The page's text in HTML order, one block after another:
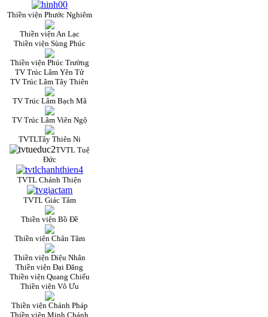
Thiền viện Phước Nghiêm
Thiền viện An Lạc
Thiền viện Sùng Phúc
Thiền viện Phúc Trường
TV Trúc Lâm Yên Tử
TV Trúc Lâm Tây Thiên
TV Trúc Lâm Bạch Mã
TV Trúc Lâm Viên Ngộ
TVTLTây Thiên Ni
TVTL Tuệ
Đức
TVTL Chánh Thiện
TVTL Giác Tâm
Thiền viện Bồ Đề
Thiền viện Chân Tâm
Thiền viện Diệu Nhân
Thiền viện Đại Đăng
Thiền viện Quang Chiếu
Thiền viện Vô Ưu
Thiền viện Chánh Pháp
Thiền viện Minh Chánh